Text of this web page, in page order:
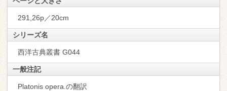
291,26p／20cm
シリーズ名
西洋古典叢書 G044
一般注記
Platonis opera.の翻訳